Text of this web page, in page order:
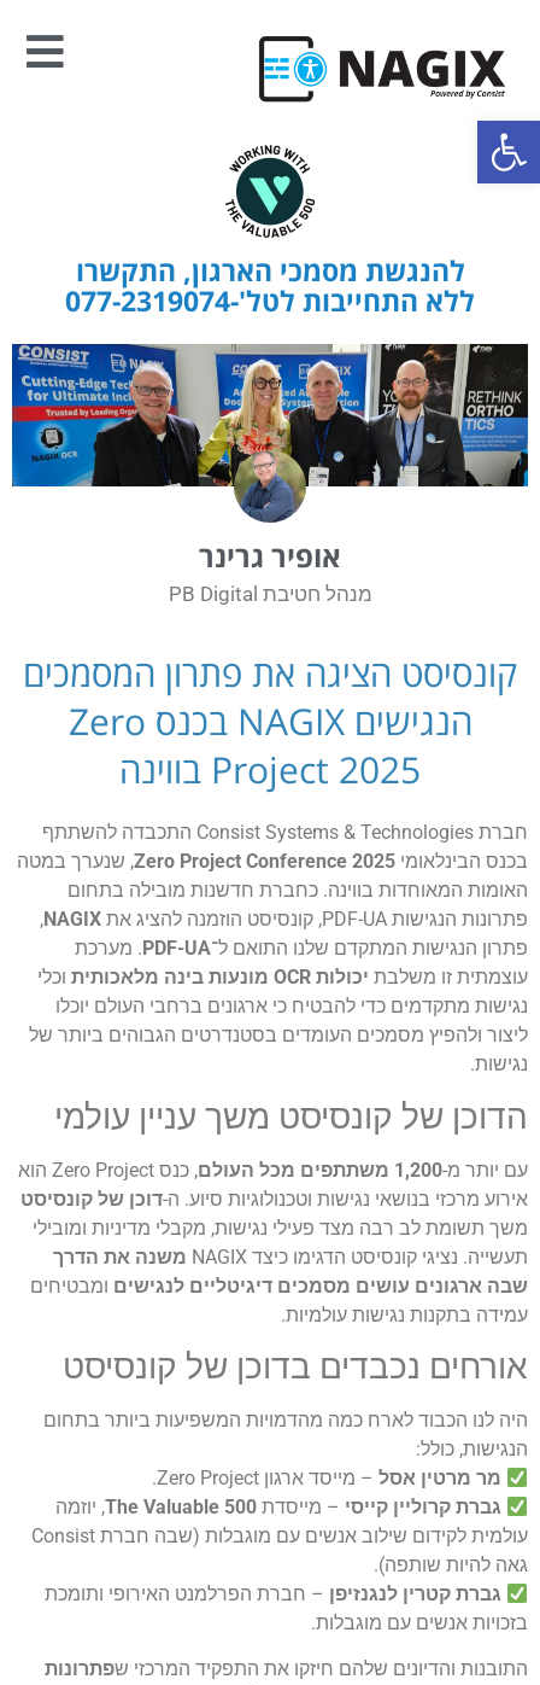
פתח סרגל נגישות
להנגשת מסמכי הארגון, התקשרו
ללא התחייבות לטל'-077-2319074
אופיר גרינר
מנהל חטיבת PB Digital
קונסיסט הציגה את פתרון המסמכים
הנגישים NAGIX בכנס Zero
Project 2025 בווינה
חברת Consist Systems & Technologies התכבדה להשתתף
בכנס הבינלאומי Zero Project Conference 2025, שנערך במטה
האומות המאוחדות בווינה. כחברת חדשנות מובילה בתחום
פתרונות הנגישות PDF-UA, קונסיסט הוזמנה להציג את
NAGIX
,
פתרון הנגישות המתקדם שלנו התואם ל־PDF-UA . מערכת
עוצמתית זו משלבת יכולות OCR מונעות בינה מלאכותית
וכלי
נגישות מתקדמים כדי להבטיח כי ארגונים ברחבי העולם יוכלו
ליצור ולהפיץ מסמכים העומדים בסטנדרטים הגבוהים ביותר של
נגישות.
הדוכן של קונסיסט משך עניין עולמי
עם יותר מ-1,200 משתתפים מכל העולם
, כנס Zero Project הוא
אירוע מרכזי בנושאי נגישות וטכנולוגיות סיוע. ה-דוכן של קונסיסט
משך תשומת לב רבה מצד פעילי נגישות, מקבלי מדיניות ומובילי
תעשייה. נציגי קונסיסט הדגימו כיצד NAGIX
משנה את הדרך
שבה ארגונים עושים מסמכים דיגיטליים לנגישים ומבטיחים
עמידה בתקנות נגישות עולמיות.
אורחים נכבדים בדוכן של קונסיסט
היה לנו הכבוד לארח כמה מהדמויות המשפיעות ביותר בתחום
הנגישות, כולל:
מר מרטין אסל – מייסד ארגון Zero Project.
גברת קרוליין קייסי – מייסדתThe Valuable 500, יוזמה
עולמית לקידום שילוב אנשים עם מוגבלות (שבה חברת Consist
גאה להיות שותפה).
גברת קטרין לנגנזיפן – חברת הפרלמנט האירופי ותומכת
בזכויות אנשים עם מוגבלות.
התובנות והדיונים שלהם חיזקו את התפקיד המרכזי שפתרונות